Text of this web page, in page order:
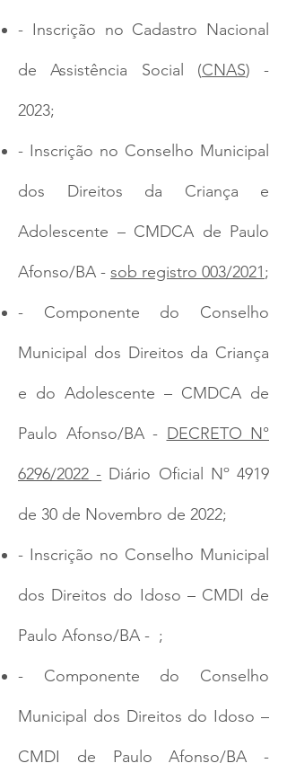
- Inscrição no Cadastro Nacional
de Assistência Social (CNAS) -
2023;
- Inscrição no Conselho Municipal
dos Direitos da Criança e
Adolescente – CMDCA de Paulo
Afonso/BA - sob registro 003/2021;
- Componente do Conselho
Municipal dos Direitos da Criança
e do Adolescente – CMDCA de
Paulo Afonso/BA - DECRETO N°
6296/2022 - Diário Oficial Nº 4919
de 30 de Novembro de 2022;
- Inscrição no Conselho Municipal
dos Direitos do Idoso – CMDI de
Paulo Afonso/BA - ;
- Componente do Conselho
Municipal dos Direitos do Idoso –
CMDI de Paulo Afonso/BA -